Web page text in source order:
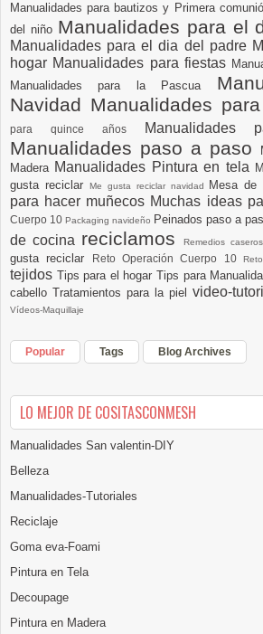
Manualidades para bautizos y Primera
del niño Manualidades para el
Manualidades para el dia del padre
hogar Manualidades para fiestas
Manualidades para la Pascua
Navidad Manualidades
para quince años
Manualidades
Manualidades paso a paso
Madera Manualidades Pintura en tela
gusta reciclar
Me gusta reciclar navidad Mesa de
para hacer muñecos Muchas ideas
Cuerpo 10 Packaging navideño Peinados paso a
de cocina reciclamosRemedios
gusta reciclar
Reto Operación Cuerpo 10
tejidos Tips para el hogarTips para
cabello Tratamientos para la piel video-
Vídeos-Maquillaje
Popular Tags Blog Archives
LO MEJOR DE COSITASCONMESH
Manualidades San valentin-DIY
Belleza
Manualidades-Tutoriales
Reciclaje
Goma eva-Foami
Pintura en Tela
Decoupage
Pintura en Madera